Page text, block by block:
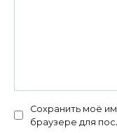
Сохранить моё
браузере для